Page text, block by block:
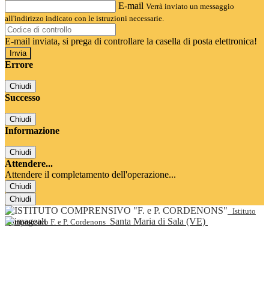
E-mail Verrà inviato un messaggio
all'indirizzo indicato con le istruzioni necessarie.
E-mail inviata, si prega di controllare la casella di posta elettronica!
Errore
Chiudi
Successo
Chiudi
Informazione
Chiudi
Attendere...
Attendere il completamento dell'operazione...
Chiudi
Chiudi
Istituto
Comprensivo F. e P. Cordenons Santa Maria di Sala (VE)